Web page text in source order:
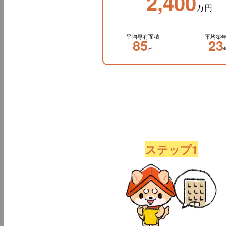
万円
平均専有面積
85㎡
平均築
23
ステップ1